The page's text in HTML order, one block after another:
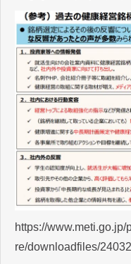
https://
re/downloadfiles/